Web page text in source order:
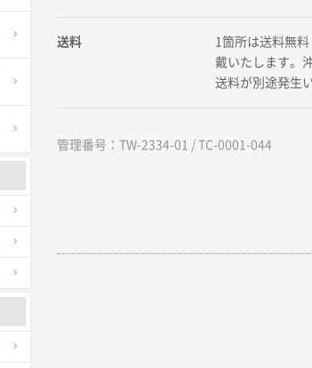
送料
1箇所は送料無
戴いたします。
送料が別途発生
管理番号：TW-2334-01 / TC-0001-044